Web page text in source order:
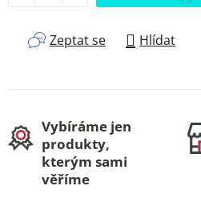
Zeptat se Hlídat
Vybíráme jen
produkty,
kterým sami
věříme